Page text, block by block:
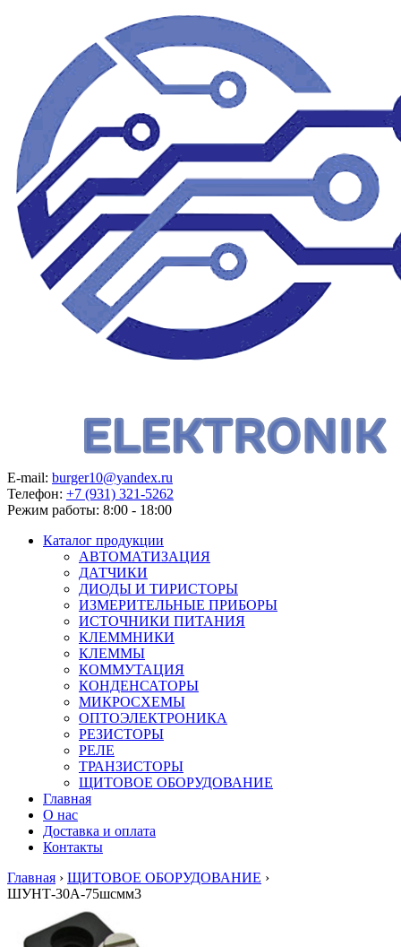
E-mail: burger10@yandex.ru
Телефон: +7 (931) 321-5262
Режим работы: 8:00 - 18:00
Каталог продукции
АВТОМАТИЗАЦИЯ
ДАТЧИКИ
ДИОДЫ И ТИРИСТОРЫ
ИЗМЕРИТЕЛЬНЫЕ ПРИБОРЫ
ИСТОЧНИКИ ПИТАНИЯ
КЛЕММНИКИ
КЛЕММЫ
КОММУТАЦИЯ
КОНДЕНСАТОРЫ
МИКРОСХЕМЫ
ОПТОЭЛЕКТРОНИКА
РЕЗИСТОРЫ
РЕЛЕ
ТРАНЗИСТОРЫ
ЩИТОВОЕ ОБОРУДОВАНИЕ
Главная
О нас
Доставка и оплата
Контакты
Главная › ЩИТОВОЕ ОБОРУДОВАНИЕ ›
ШУНТ-30А-75шсмм3